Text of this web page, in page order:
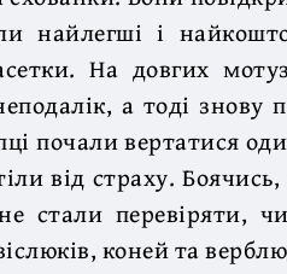
найлегші і
На довгих
а тоді знову
почали вертатися
від страху.
стали перевіряти,
коней та